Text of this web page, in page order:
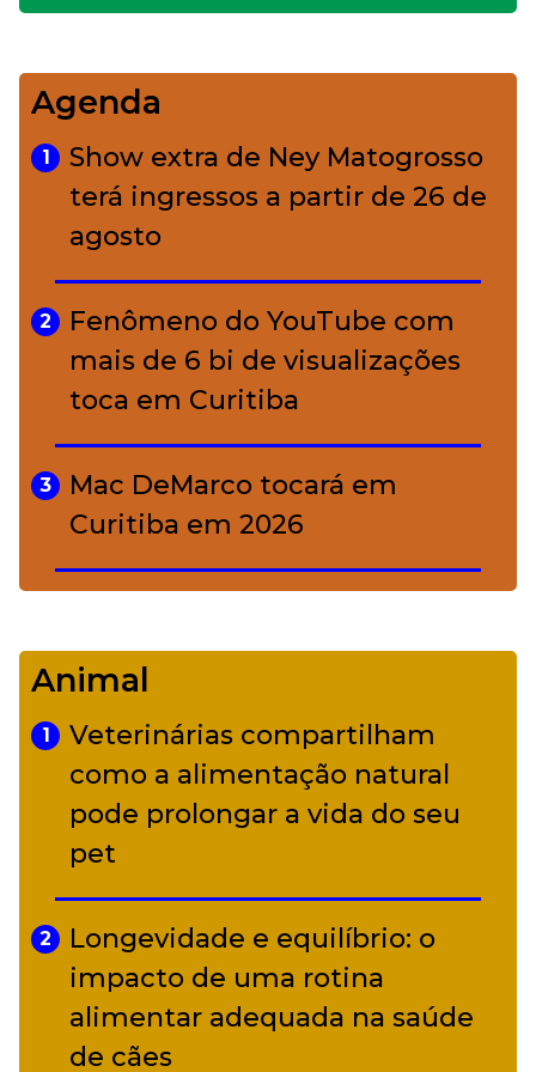
4
Bolsas de palha e ráfia: o
charme rústico que
conquistou o luxo
A ciência por trás da skincare: a
função de cada ativo
Agenda
1
Show extra de Ney Matogrosso
terá ingressos a partir de 26 de
agosto
2
Fenômeno do YouTube com
mais de 6 bi de visualizações
toca em Curitiba
3
Mac DeMarco tocará em
Curitiba em 2026
Camerata tem repertório
diverso a partir de R$ 17
Adriana Calcanhotto retoma
alter ego infantil para show em
Curitiba
Animal
1
Veterinárias compartilham
como a alimentação natural
pode prolongar a vida do seu
pet
2
Longevidade e equilíbrio: o
impacto de uma rotina
alimentar adequada na saúde
de cães